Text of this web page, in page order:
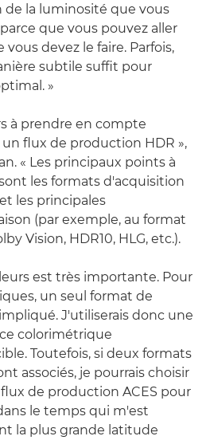
la luminosité que vous
que vous pouvez aller
devez le faire. Parfois,
subtile suffit pour
»
à prendre en compte
flux de production HDR »,
« Les principaux points à
les formats d'acquisition
les principales
(par exemple, au format
Vision, HDR10, HLG, etc.).
est très importante. Pour
un seul format de
J'utiliserais donc une
colorimétrique
Toutefois, si deux formats
associés, je pourrais choisir
de production ACES pour
le temps qui m'est
la plus grande latitude